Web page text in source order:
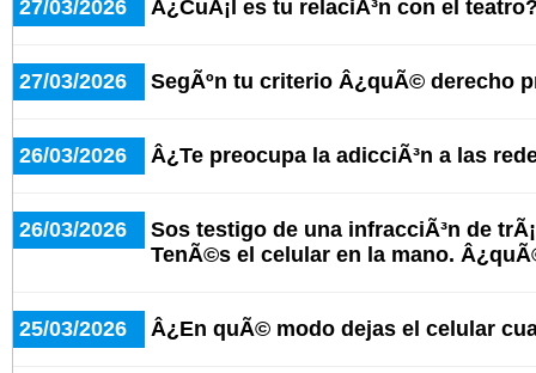
27/03/2026 Â¿CuÃ¡l es tu relaciÃ³n con el
27/03/2026 SegÃºn tu criterio Â¿quÃ© derecho
26/03/2026 Â¿Te preocupa la adicciÃ³n a las
26/03/2026
Sos testigo de una infracciÃ³n de
TenÃ©s el celular en la mano.
25/03/2026 Â¿En quÃ© modo dejas el celular